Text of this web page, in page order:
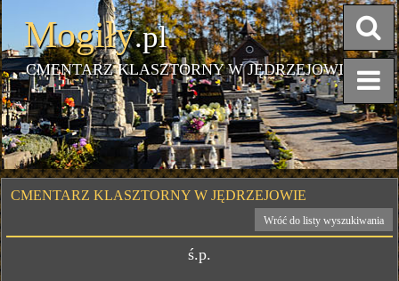
Mogiły.pl
CMENTARZ KLASZTORNY W JĘDRZEJOWIE
CMENTARZ KLASZTORNY W JĘDRZEJOWIE
Wróć do listy wyszukiwania
ś.p.